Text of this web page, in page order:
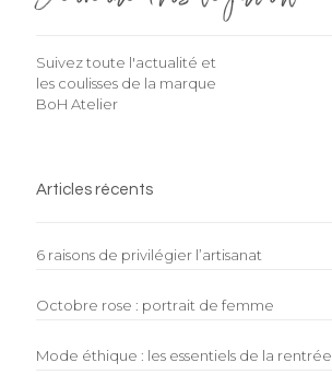
Suivez toute l'actualité et
les coulisses de la marque
BoH Atelier
Articles récents
6 raisons de privilégier l’artisanat
Octobre rose : portrait de femme
Mode éthique : les essentiels de la rentrée.